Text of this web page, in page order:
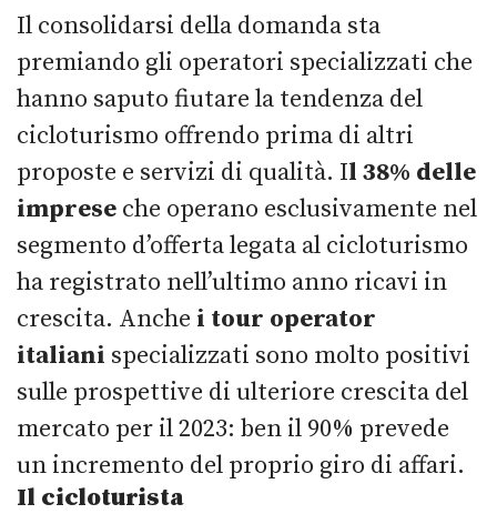
Il consolidarsi della domanda sta
premiando gli operatori specializzati che
hanno saputo fiutare la tendenza del
cicloturismo offrendo prima di altri
proposte e servizi di qualità. Il 38% delle
imprese che operano esclusivamente nel
segmento d’offerta legata al cicloturismo
ha registrato nell’ultimo anno ricavi in
crescita. Anche i tour operator
italiani specializzati sono molto positivi
sulle prospettive di ulteriore crescita del
mercato per il 2023: ben il 90% prevede
un incremento del proprio giro di affari.
Il cicloturista